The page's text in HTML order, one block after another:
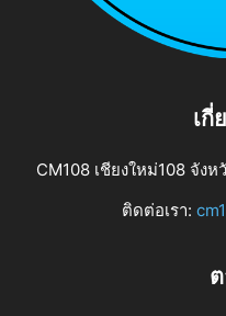
เกี่
CM108 เชียงใหม่108 จัง
ติดต่อเรา: